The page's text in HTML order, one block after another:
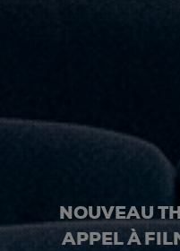
NOUVEAU
APPEL À